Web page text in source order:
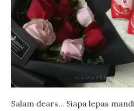
Salam dears... Siapa lepas